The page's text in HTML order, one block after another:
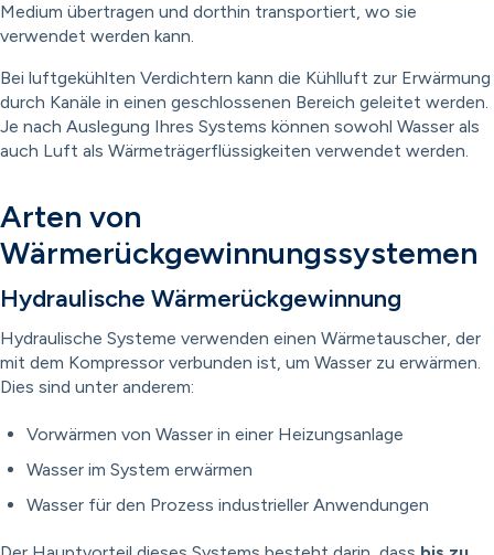
Medium übertragen und dorthin transportiert, wo sie
verwendet werden kann.
Bei luftgekühlten Verdichtern kann die Kühlluft zur Erwärmung
durch Kanäle in einen geschlossenen Bereich geleitet werden.
Je nach Auslegung Ihres Systems können sowohl Wasser als
auch Luft als Wärmeträgerflüssigkeiten verwendet werden.
Arten von
Wärmerückgewinnungssystemen
Hydraulische Wärmerückgewinnung
Hydraulische Systeme verwenden einen Wärmetauscher, der
mit dem Kompressor verbunden ist, um Wasser zu erwärmen.
Dies sind unter anderem:
Vorwärmen von Wasser in einer Heizungsanlage
Wasser im System erwärmen
Wasser für den Prozess industrieller Anwendungen